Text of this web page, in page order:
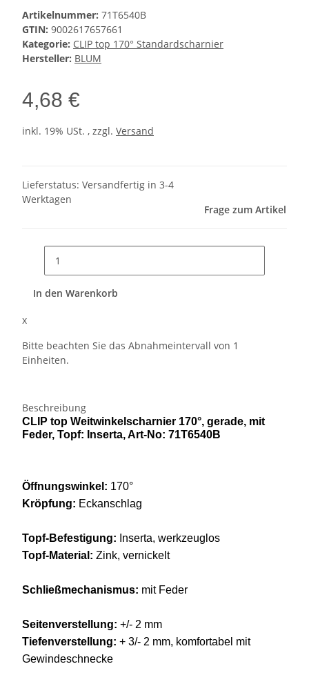
Artikelnummer: 71T6540B
GTIN: 9002617657661
Kategorie: CLIP top 170° Standardscharnier
Hersteller: BLUM
4,68 €
inkl. 19% USt. , zzgl. Versand
Lieferstatus: Versandfertig in 3-4
Werktagen
Frage zum Artikel
In den Warenkorb
x
Bitte beachten Sie das Abnahmeintervall von 1
Einheiten.
Beschreibung
CLIP top Weitwinkelscharnier 170°, gerade, mit
Feder, Topf: Inserta, Art-No: 71T6540B
Öffnungswinkel: 170°
Kröpfung: Eckanschlag
Topf-Befestigung: Inserta, werkzeuglos
Topf-Material: Zink, vernickelt
Schließmechanismus: mit Feder
Seitenverstellung: +/- 2 mm
Tiefenverstellung: + 3/- 2 mm, komfortabel mit
Gewindeschnecke